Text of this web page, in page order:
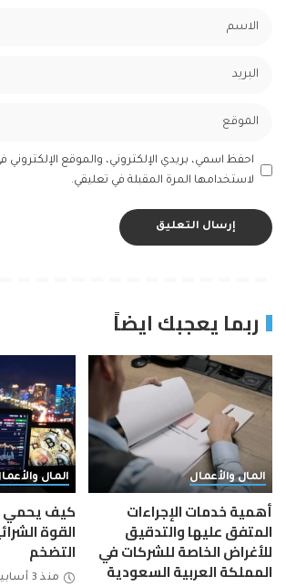
احفظ اسمي، بريدي الإلكتروني، والموقع
لاستخدامها المرة المقبلة في تعليقي.
ربما يعجبك ايضاً
المال والأعمال
أهمية خدمات الإجراءات
المتفق عليها والتدقيق
للأغراض الخاصة للشركات في
المملكة العربية السعودية
المال
كيف يحمي
القوة
التضخم
منذ 3 أسابيع